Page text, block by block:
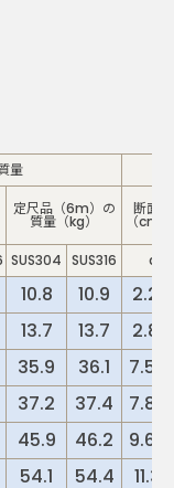
量
定尺品（6m）の
質量（kg）
断面積
（cm
SUS304 SUS316 a
10.8 10.9
2.271
13.7 13.7
2.871
35.9 36.1
37.2 37.4
45.9 46.2
54.1 54.4
11.37